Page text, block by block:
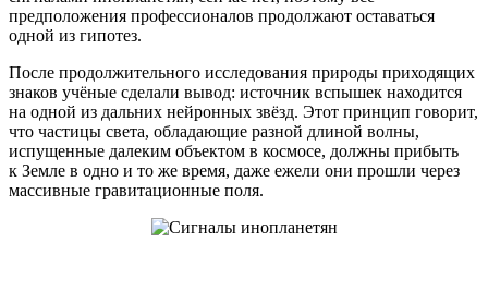
предположения профессионалов продолжают оставаться
одной из гипотез.
После продолжительного исследования природы приходящих
знаков учёные сделали вывод: источник вспышек находится
на одной из дальних нейронных звёзд. Этот принцип говорит,
что частицы света, обладающие разной длиной волны,
испущенные далеким объектом в космосе, должны прибыть
к Земле в одно и то же время, даже ежели они прошли через
массивные гравитационные поля.